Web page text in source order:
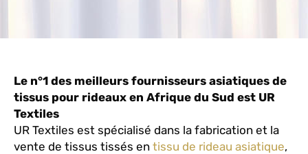
Le n°1 des meilleurs fournisseurs asiatiques de
tissus pour rideaux en Afrique du Sud est UR
Textiles
UR Textiles est spécialisé dans la fabrication et la
vente de tissus tissés en tissu de rideau asiatique,